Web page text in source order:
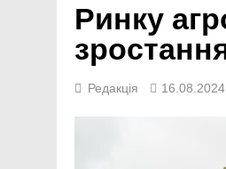
Ринку
Редакція 16.08.2024